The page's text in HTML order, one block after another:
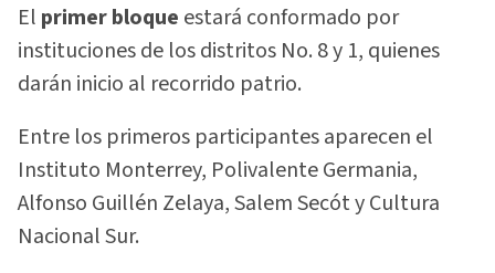
El primer bloque estará conformado por
instituciones de los distritos No. 8 y 1, quienes
darán inicio al recorrido patrio.
Entre los primeros participantes aparecen el
Instituto Monterrey, Polivalente Germania,
Alfonso Guillén Zelaya, Salem Secót y Cultura
Nacional Sur.